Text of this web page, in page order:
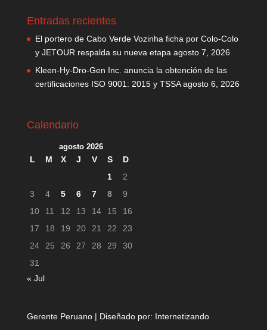
Entradas recientes
El portero de Cabo Verde Vozinha ficha por Colo-Colo
y JETOUR respalda su nueva etapa agosto 7, 2026
Kleen-Hy-Dro-Gen Inc. anuncia la obtención de las
certificaciones ISO 9001: 2015 y TSSA agosto 6, 2026
Calendario
agosto 2026
L M X J V S
D
1
2
3
4 5 6 7 8
9
10
11 12 13 14 15
16
17
18 19 20 21 22
23
24
25 26 27 28 29
30
31
« Jul
Gerente Peruano | Diseñado por: Internetizando